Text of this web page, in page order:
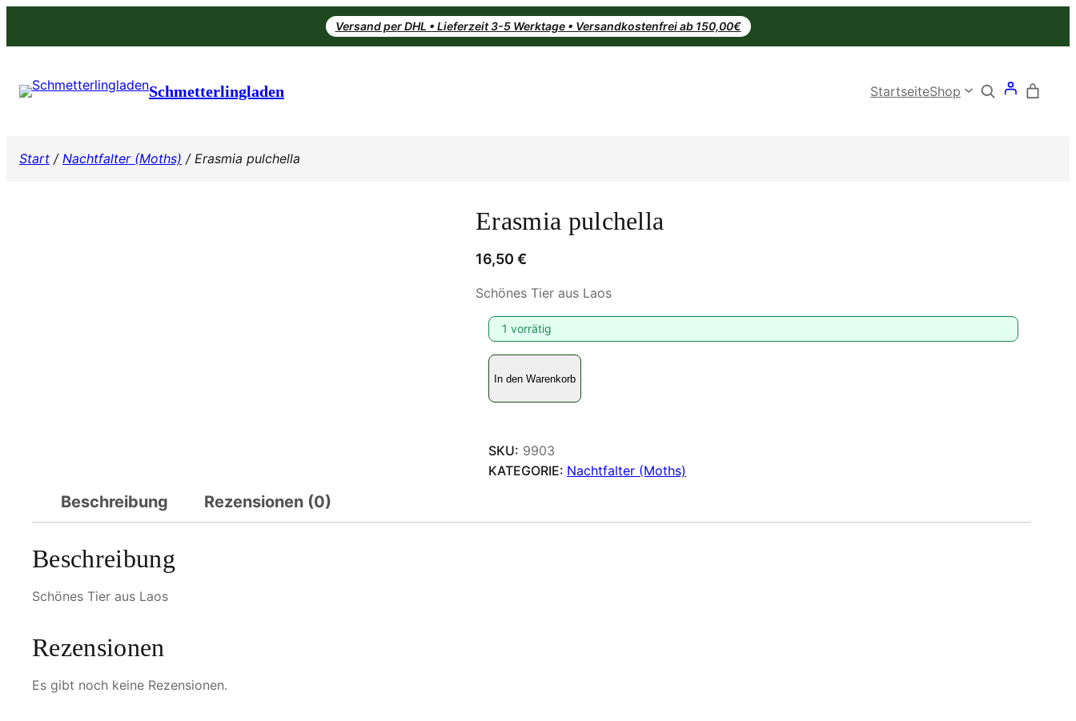
Versand per DHL • Lieferzeit 3-5 Werktage • Versandkostenfrei ab 150,00€
Schmetterlingladen StartseiteShop Search
Start / Nachtfalter (Moths) / Erasmia pulchella
Erasmia pulchella
16,50 €
Schönes Tier aus Laos
1 vorrätig
E
a
m
i
u
In den Warenkorb
SKU: 9903
KATEGORIE: Nachtfalter (Moths)
Beschreibung Rezensionen (0)
Beschreibung
Schönes Tier aus Laos
Rezensionen
Es gibt noch keine Rezensionen.